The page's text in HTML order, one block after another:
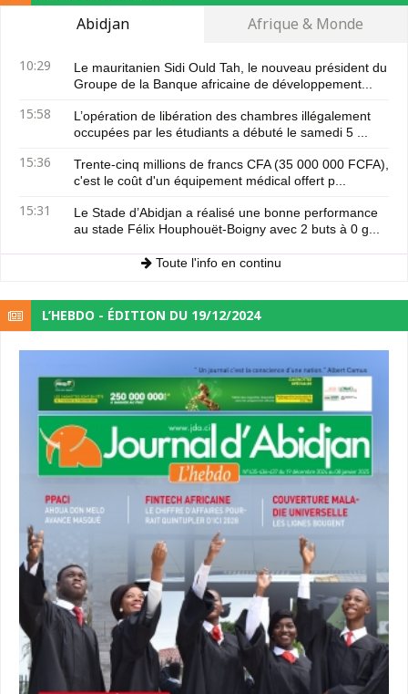
Abidjan Afrique & Monde
10:29
Le mauritanien Sidi Ould Tah, le nouveau président du
Groupe de la Banque africaine de développement...
15:58
L’opération de libération des chambres illégalement
occupées par les étudiants a débuté le samedi 5 ...
15:36
Trente-cinq millions de francs CFA (35 000 000 FCFA),
c'est le coût d'un équipement médical offert p...
15:31
Le Stade d’Abidjan a réalisé une bonne performance
au stade Félix Houphouët-Boigny avec 2 buts à 0 g...
Toute l'info en continu
L’HEBDO - ÉDITION DU 19/12/2024